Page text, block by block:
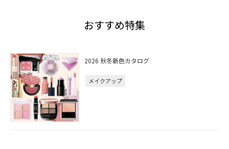
おすすめ特集
2026 秋冬新色カタログ
メイクアップ